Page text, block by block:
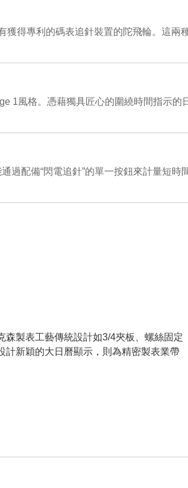
獲得專利的碼表追針裝置的陀飛輪。這
1風格。憑藉獨具匠心的圍繞時間指示
過配備“閃電追針”的單一按鈕來計量短
製表工藝傳統設計如3/4夾板、螺絲固定
計新穎的大日曆顯示，則為精密製表業帶